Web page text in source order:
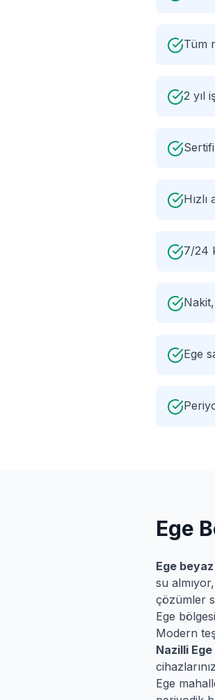
Tüm
2 yıl
7/24
Ege
Ege
Ege
su
çözümler
Ege
Modern
Nazilli Ege
Ege